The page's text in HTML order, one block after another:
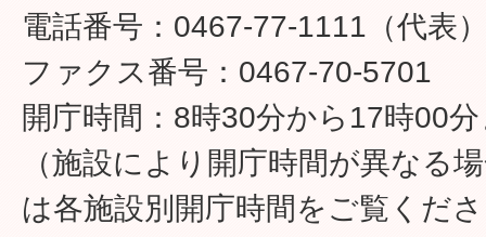
電話番号：0467-77-1111（代表
ファクス番号：0467-70-5701
開庁時間：8時30分から17時00
（施設により開庁時間が異なる
は各施設別開庁時間をご覧くだ